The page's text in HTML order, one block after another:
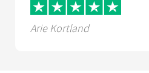
Arie Kortland